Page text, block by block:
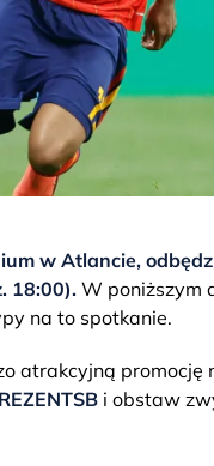
w Atlancie,
18:00).W poniższym
na to spotkanie.
atrakcyjną promocję
i obstaw